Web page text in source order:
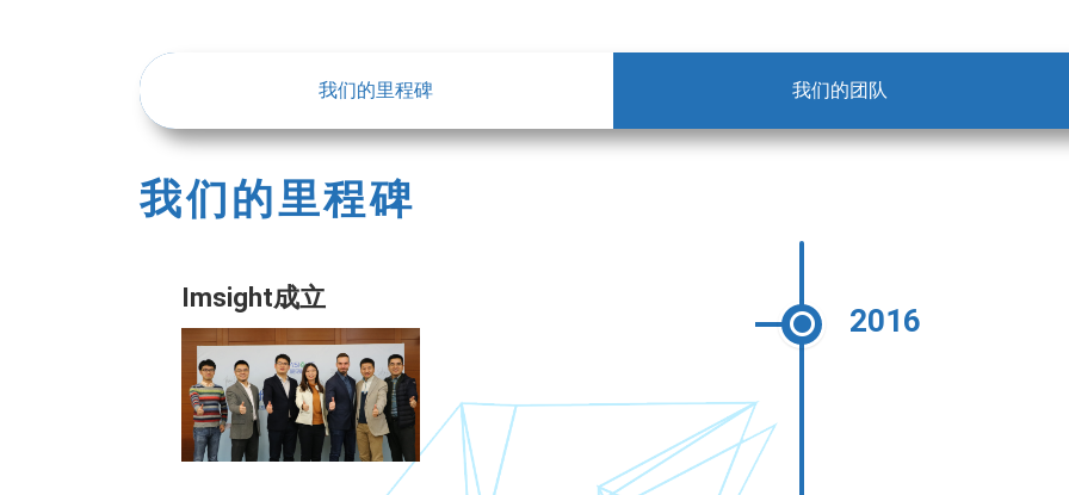
我们的里程碑 我们的团队
我们的里程碑
2016
Imsight成立